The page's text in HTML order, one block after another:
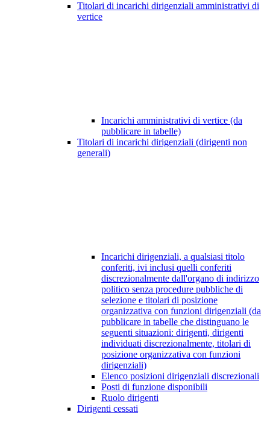
Titolari di incarichi dirigenziali amministrativi di
vertice
Incarichi amministrativi di vertice (da
pubblicare in tabelle)
Titolari di incarichi dirigenziali (dirigenti non
generali)
Incarichi dirigenziali, a qualsiasi titolo
conferiti, ivi inclusi quelli conferiti
discrezionalmente dall'organo di indirizzo
politico senza procedure pubbliche di
selezione e titolari di posizione
organizzativa con funzioni dirigenziali (da
pubblicare in tabelle che distinguano le
seguenti situazioni: dirigenti, dirigenti
individuati discrezionalmente, titolari di
posizione organizzativa con funzioni
dirigenziali)
Elenco posizioni dirigenziali discrezionali
Posti di funzione disponibili
Ruolo dirigenti
Dirigenti cessati